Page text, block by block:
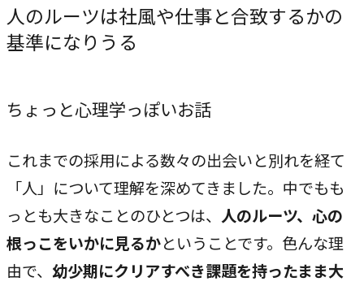
VALUES
大切にしていること
ビジョン
私たちが​描く​理想
実現したい世界観
理念
→
人のルーツは社風や仕事と合致するかの
基準になりうる
ちょっと心理学っぽいお話
これまでの採用による数々の出会いと別れを経て
「人」について理解を深めてきました。中でもも
っとも大きなことのひとつは、 人のルーツ、心の
根っこをいかに見るかということです。色んな理
由で、 幼少期にクリアすべき課題を持ったまま大